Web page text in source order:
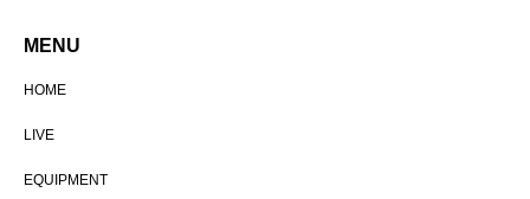
MENU
HOME
LIVE
EQUIPMENT